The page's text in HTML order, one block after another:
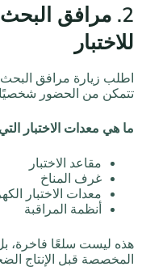
2. مرافق البحث
للاختبار
اطلب زيارة مرافق البحث
تتمكن من الحضور
ما هي معدات الاختبار
مقاعد الاختبار
غرف المناخ
معدات الاختبار
أنظمة المراقبة
هذه ليست سلعًا فاخرة،
المخصصة قبل الإنتاج